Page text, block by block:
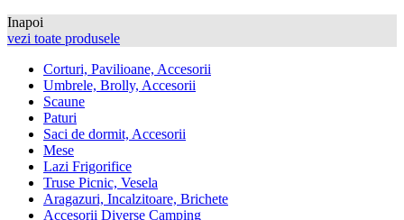
Inapoi
vezi toate produsele
Corturi, Pavilioane, Accesorii
Umbrele, Brolly, Accesorii
Scaune
Paturi
Saci de dormit, Accesorii
Mese
Lazi Frigorifice
Truse Picnic, Vesela
Aragazuri, Incalzitoare, Brichete
Accesorii Diverse Camping